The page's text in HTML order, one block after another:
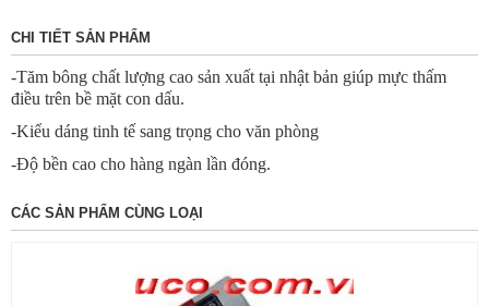
CHI TIẾT SẢN PHẨM
-Tăm bông chất lượng cao sản xuất tại nhật bản giúp mực thấm
điều trên bề mặt con dấu.
-Kiểu dáng tinh tế sang trọng cho văn phòng
-Độ bền cao cho hàng ngàn lần đóng.
CÁC SẢN PHẨM CÙNG LOẠI